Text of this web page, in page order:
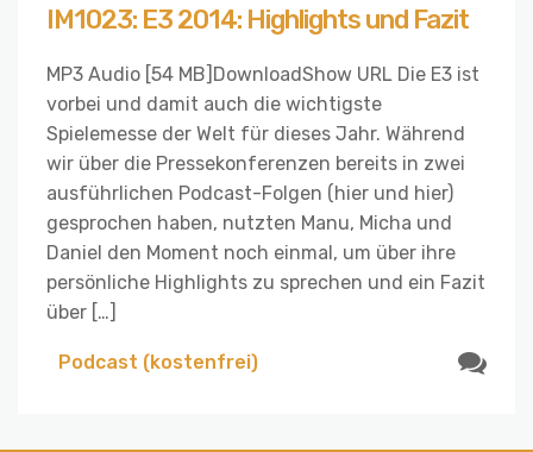
IM1023: E3 2014: Highlights und Fazit
MP3 Audio [54 MB]DownloadShow URL Die E3 ist
vorbei und damit auch die wichtigste
Spielemesse der Welt für dieses Jahr. Während
wir über die Pressekonferenzen bereits in zwei
ausführlichen Podcast-Folgen (hier und hier)
gesprochen haben, nutzten Manu, Micha und
Daniel den Moment noch einmal, um über ihre
persönliche Highlights zu sprechen und ein Fazit
über […]
Podcast (kostenfrei)